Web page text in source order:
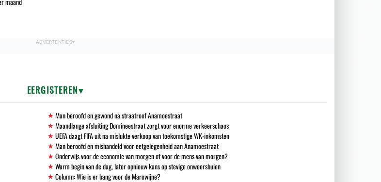
EERGISTEREN
Man beroofd en gewond na straatroof Anamoestraat
Maandlange afsluiting Domineestraat zorgt voor enorme verkeerschaos
UEFA daagt FIFA uit na mislukte verkoop van toekomstige WK-inkomsten
Man beroofd en mishandeld voor eetgelegenheid aan Anamoestraat
Onderwijs voor de economie van morgen of voor de mens van morgen?
Warm begin van de dag, later opnieuw kans op stevige onweersbuien
Column: Wie is er bang voor de Marowijne?